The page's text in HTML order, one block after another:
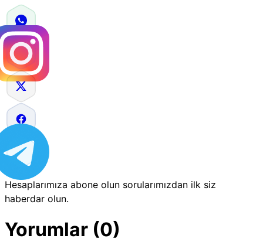
Hesaplarımıza abone olun sorularımızdan ilk siz
haberdar olun.
Yorumlar (0)